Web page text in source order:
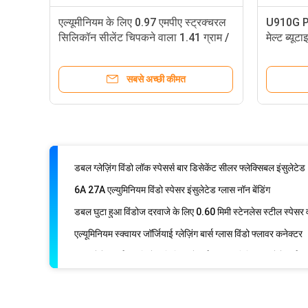
एल्यूमीनियम के लिए 0.97 एमपीए स्ट्रक्चरल
सिलिकॉन सीलेंट चिपकने वाला 1.41 ग्राम /
सबसे अच्छी कीमत
U910G
मेल्ट
100% वर्जिन राल पीवीबी साउंडप्रूफ विंडो फिल्म आयनोप्लास्ट
वाटर प्रूफ विंडो और डोर सिलिकॉन सीलेंट स्ट्रक्चरल सिलिकॉन सीलेंट
1.48g/Cm3 एक घटक सिलिकॉन सीलेंट तरल Butyl रबर इन्सुलेट
6A 27A एल्युमिनियम विंडो स्पेसर इंसुलेटेड ग्लास नॉन बेंडिंग
डबल घुटा हुआ विंडोज दरवाजे के लिए 0.60 मिमी स्टेनलेस स्टील स्पेसर
एल्यूमिनियम स्क्वायर जॉर्जियाई ग्लेज़िंग बार्स ग्लास विंडो फ्लावर कनेक्टर
पॉलीयुरेथेन वार्म एज विंडोज फिटिंग स्पेसर्स बार एल्युमिनियम फ्लोरोकार्बन